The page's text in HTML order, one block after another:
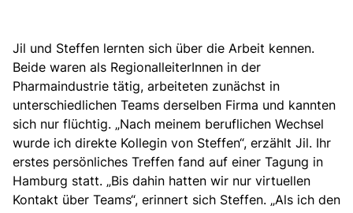
Jil und Steffen lernten sich über die Arbeit kennen.
Beide waren als RegionalleiterInnen in der
Pharmaindustrie tätig, arbeiteten zunächst in
unterschiedlichen Teams derselben Firma und kannten
sich nur flüchtig. „Nach meinem beruflichen Wechsel
wurde ich direkte Kollegin von Steffen“, erzählt Jil. Ihr
erstes persönliches Treffen fand auf einer Tagung in
Hamburg statt. „Bis dahin hatten wir nur virtuellen
Kontakt über Teams“, erinnert sich Steffen. „Als ich den